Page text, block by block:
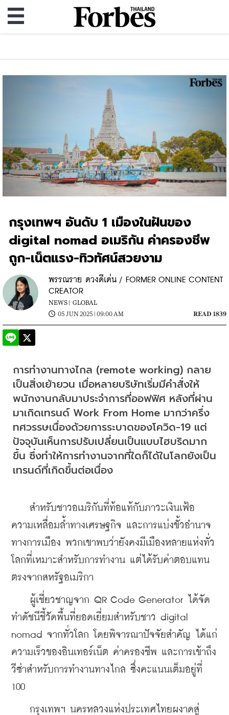
กรุงเทพฯ อันดับ 1 เมืองในฝันของ
digital nomad อเมริกัน ค่าครองชีพ
ถูก-เน็ตแรง-ทิวทัศน์สวยงาม
พรรณราย ดวงดีเด่น / FORMER ONLINE CONTENT
CREATOR
NEWS | GLOBAL
05 JUN 2025 | 09:00 AM
READ 1839
การทำงานทางไกล (remote working) กลาย
เป็นสิ่งเย้ายวน เมื่อหลายบริษัทเริ่มมีคำสั่งให้
พนักงานกลับมาประจำการที่ออฟฟิศ หลังที่ผ่าน
มาเกิดเทรนด์ Work From Home มากว่าครึ่ง
ทศวรรษเนื่องด้วยการระบาดของโควิด-19 แต่
ปัจจุบันเห็นการปรับเปลี่ยนเป็นแบบไฮบริดมาก
ขึ้น ซึ่งทำให้การทำงานจากที่ใดก็ได้ในโลกยังเป็น
เทรนด์ที่เกิดขึ้นต่อเนื่อง
สำหรับชาวอเมริกันที่ท้อแท้กับภาวะเงินเฟ้อ
ความเหลื่อมล้ำทางเศรษฐกิจ และการแบ่งขั้วอำนาจ
ทางการเมือง พวกเขาพบว่ายังคงมีเมืองหลายแห่งทั่ว
โลกที่เหมาะสำหรับการทำงาน แต่ได้รับค่าตอบแทน
ตรงจากสหรัฐอเมริกา
ผู้เชี่ยวชาญจาก QR Code Generator ได้จัด
ทำดัชนีชี้วัดพื้นที่ยอดเยี่ยมสำหรับชาว digital
nomad จากทั่วโลก โดยพิจารณาปัจจัยสำคัญ ได้แก่
ความเร็วของอินเทอร์เน็ต ค่าครองชีพ และการเข้าถึง
วีซ่าสำหรับการทำงานทางไกล ซึ่งคะแนนเต็มอยู่ที่
100
กรุงเทพฯ นครหลวงแห่งประเทศไทยผงาดสู่